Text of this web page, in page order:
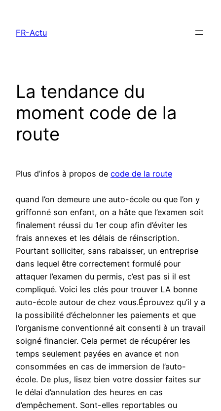
contenu
FR-Actu
La tendance du
moment code de la
route
Plus d’infos à propos de code de la route
quand l’on demeure une auto-école ou que l’on y
griffonné son enfant, on a hâte que l’examen soit
finalement réussi du 1er coup afin d’éviter les
frais annexes et les délais de réinscription.
Pourtant solliciter, sans rabaisser, un entreprise
dans lequel être correctement formulé pour
attaquer l’examen du permis, c’est pas si il est
compliqué. Voici les clés pour trouver LA bonne
auto-école autour de chez vous.Éprouvez qu’il y a
la possibilité d’échelonner les paiements et que
l’organisme conventionné ait consenti à un travail
soigné financier. Cela permet de récupérer les
temps seulement payées en avance et non
consommées en cas de immersion de l’auto-
école. De plus, lisez bien votre dossier faites sur
le délai d’annulation des heures en cas
d’empêchement. Sont-elles reportables ou